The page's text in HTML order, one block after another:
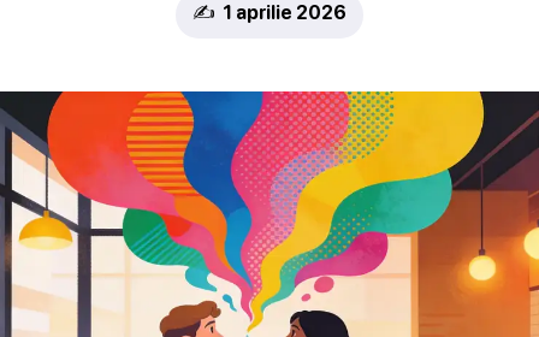
✍️ 1 aprilie 2026